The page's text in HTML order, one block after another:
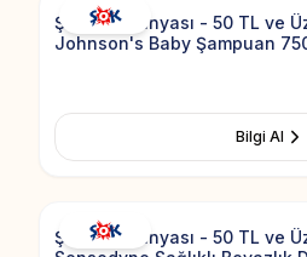
Şok Kampanyası - 50 TL ve
Johnson's Baby Şampuan
Bilgi Al
Şok Kampanyası - 50 TL ve